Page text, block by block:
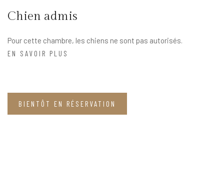
Chien admis
Pour cette chambre, les chiens ne sont pas autorisés.
EN SAVOIR PLUS
BIENTÔT EN RÉSERVATION